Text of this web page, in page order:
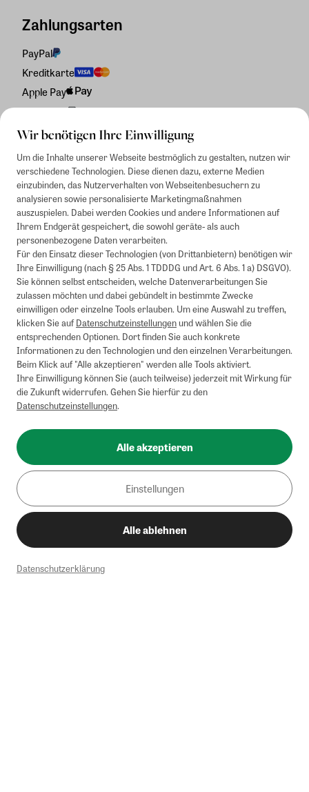
Wir benötigen Ihre Einwilligung
Um die Inhalte unserer Webseite bestmöglich zu gestalten, nutzen wir
verschiedene Technologien. Diese dienen dazu, externe Medien
einzubinden, das Nutzerverhalten von Webseitenbesuchern zu
analysieren sowie personalisierte Marketingmaßnahmen
auszuspielen. Dabei werden Cookies und andere Informationen auf
Ihrem Endgerät gespeichert, die sowohl geräte- als auch
personenbezogene Daten verarbeiten.
Für den Einsatz dieser Technologien (von Drittanbietern) benötigen wir
Ihre Einwilligung (nach § 25 Abs. 1 TDDDG und Art. 6 Abs. 1 a) DSGVO).
Sie können selbst entscheiden, welche Datenverarbeitungen Sie
zulassen möchten und dabei gebündelt in bestimmte Zwecke
einwilligen oder einzelne Tools erlauben. Um eine Auswahl zu treffen,
klicken Sie aufDatenschutzeinstellungenund wählen Sie die
entsprechenden Optionen. Dort finden Sie auch konkrete
Informationen zu den Technologien und den einzelnen Verarbeitungen.
Beim Klick auf "Alle akzeptieren" werden alle Tools aktiviert.
Ihre Einwilligung können Sie (auch teilweise) jederzeit mit Wirkung für
die Zukunft widerrufen. Gehen Sie hierfür zu den
Datenschutzeinstellungen.
Alle akzeptieren
Einstellungen
Alle ablehnen
Datenschutzerklärung
Zahlungsarten
PayPal
Kreditkarte
Apple Pay
Rechnung